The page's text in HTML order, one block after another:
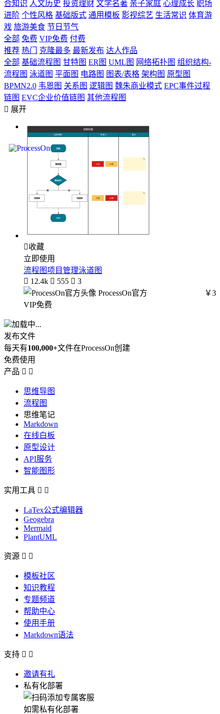
合知识 人文历史 投资理财 文学名著 亲子家庭 心理成长 职场
进阶 个性风格 基础版式 通用模板 影视综艺 生活常识 体育游
戏 旅游美食 节日节气
全部 免费 VIP免费 付费
推荐 热门 克隆最多 最新发布 达人作品
全部 基础流程图 甘特图 ER图 UML图 网络拓扑图 组织结构-
流程图 泳道图 平面图 电路图 图表/表格 架构图 原型图
BPMN2.0 韦恩图 关系图 逻辑图 魏朱商业模式 EPC事件过程
链图 EVC企业价值链图 其他流程图
 展开
收藏
立即使用
流程图项目管理泳道图
 12.4k  555  3
ProcessOn官方
￥3
VIP免费
加载中...
发布文件
每天有100,000+文件在ProcessOn创建
免费使用
产品  
思维导图
流程图
思维笔记
Markdown
在线白板
原型设计
API服务
智能图形
实用工具  
LaTex公式编辑器
Geogebra
Mermaid
PlantUML
资源  
模板社区
知识教程
专题频道
帮助中心
使用手册
Markdown语法
支持  
邀请有礼
私有化部署
如需私有化部署